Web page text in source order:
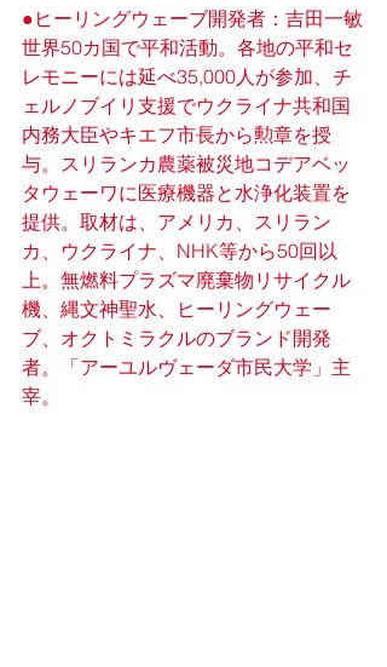
●ヒーリングウェーブ開発者：吉田一敏
世界50カ国で平和活動。各地の平和セ
レモニーには延べ35,000人が参加、チ
ェルノブイリ支援でウクライナ共和国
内務大臣やキエフ市長から勲章を授
与。スリランカ農薬被災地コデアベッ
タウェーワに医療機器と水浄化装置を
提供。取材は、アメリカ、スリラン
カ、ウクライナ、NHK等から50回以
上。無燃料プラズマ廃棄物リサイクル
機、縄文神聖水、ヒーリングウェー
ブ、オクトミラクルのブランド開発
者。「アーユルヴェーダ市民大学」主
宰。